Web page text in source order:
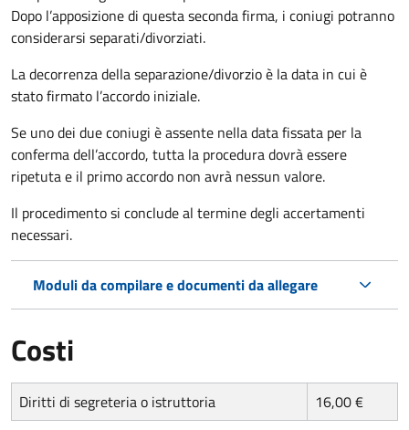
Dopo l’apposizione di questa seconda firma, i coniugi potranno
considerarsi separati/divorziati.
La decorrenza della separazione/divorzio è la data in cui è
stato firmato l’accordo iniziale.
Se uno dei due coniugi è assente nella data fissata per la
conferma dell’accordo, tutta la procedura dovrà essere
ripetuta e il primo accordo non avrà nessun valore.
Il procedimento si conclude al termine degli accertamenti
necessari.
Moduli da compilare e documenti da allegare
Costi
Diritti di segreteria o istruttoria 16,00 €